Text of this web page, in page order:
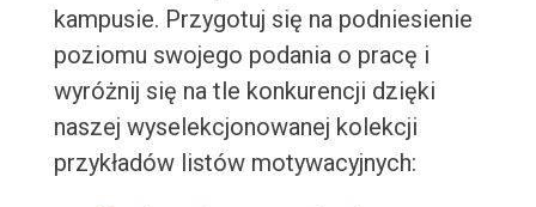
kampusie. Przygotuj się na podniesienie
poziomu swojego podania o pracę i
wyróżnij się na tle konkurencji dzięki
naszej wyselekcjonowanej kolekcji
przykładów listów motywacyjnych: